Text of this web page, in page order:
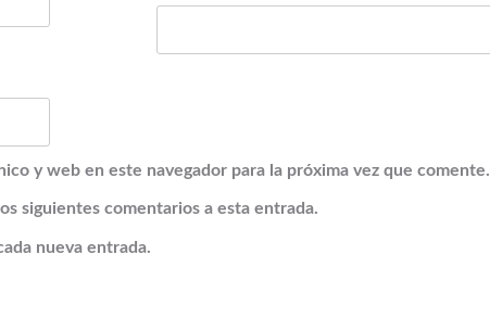
y web en este navegador para la próxima vez que comente.
siguientes comentarios a esta entrada.
nueva entrada.